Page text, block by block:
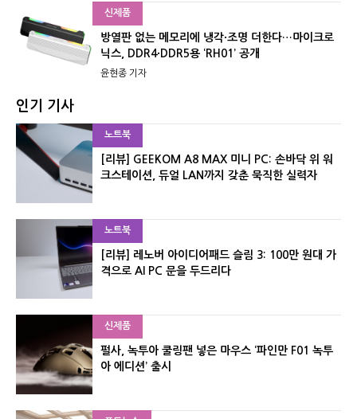
신제품
방열판 없는 메모리에 냉각·조명 더한다…마이크로
닉스, DDR4·DDR5용 ‘RH01’ 공개
윤현종 기자
인기 기사
노트북
[리뷰] GEEKOM A8 MAX 미니 PC: 손바닥 위 워
크스테이션, 듀얼 LAN까지 갖춘 묵직한 실력자
노트북
[리뷰] 레노버 아이디어패드 슬림 3: 100만 원대 가
격으로 AI PC 문을 두드리다
신제품
펄사, 녹투아 쿨링팬 넣은 마우스 ‘파인만 F01 녹투
아 에디션’ 출시